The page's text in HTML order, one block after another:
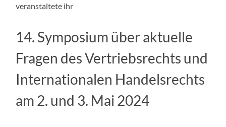
veranstaltete ihr
14. Symposium über aktuelle
Fragen des Vertriebsrechts und
Internationalen Handelsrechts
am 2. und 3. Mai 2024